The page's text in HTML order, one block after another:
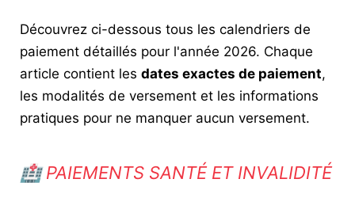
Découvrez ci-dessous tous les calendriers de
paiement détaillés pour l'année 2026. Chaque
article contient les dates exactes de paiement,
les modalités de versement et les informations
pratiques pour ne manquer aucun versement.
🏥 PAIEMENTS SANTÉ ET INVALIDITÉ